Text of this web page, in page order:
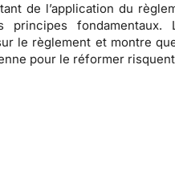
de l’application du
fondamentaux.
le règlement et montre
pour le réformer